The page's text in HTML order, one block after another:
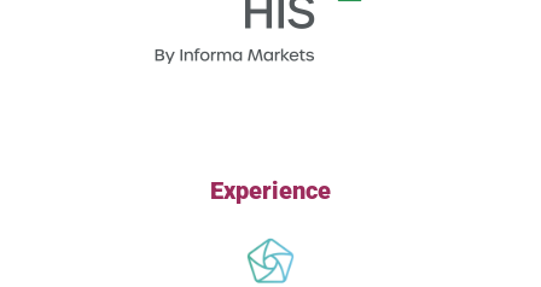
Experience